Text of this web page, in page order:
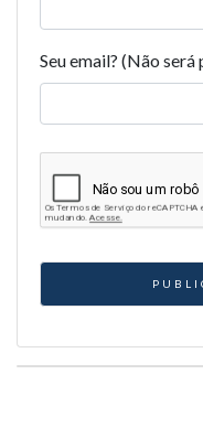
Seu email? (Não